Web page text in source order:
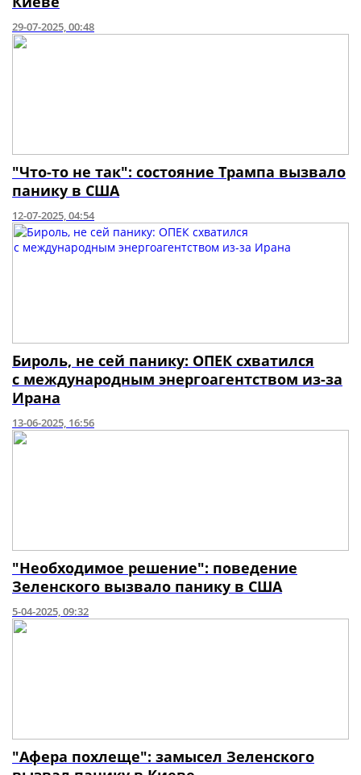
29-07-2025, 00:48
"Что-то не так": состояние Трампа вызвало
панику в США
12-07-2025, 04:54
Бироль, не сей панику: ОПЕК схватился
с международным энергоагентством из-за
Ирана
13-06-2025, 16:56
"Необходимое решение": поведение
Зеленского вызвало панику в США
5-04-2025, 09:32
"Афера похлеще": замысел Зеленского